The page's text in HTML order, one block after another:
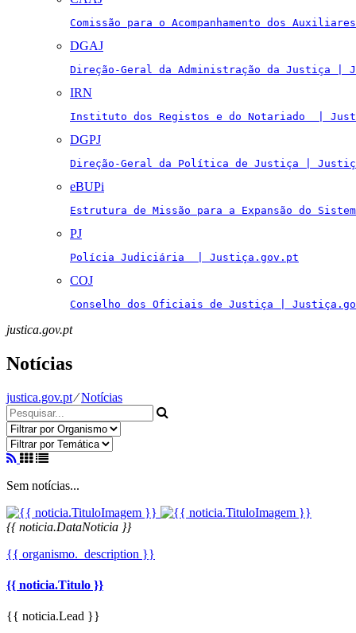
Comissão para o Acompanhamento dos
DGAJ
Direção-Geral da Administração da Justiça |
IRN
Instituto dos Registos e do Notariado  |
DGPJ
Direção-Geral da Política de Justiça |
eBUPi
Estrutura de Missão para a Expansão do
PJ
Polícia Judiciária  | Justiça.gov.pt
COJ
Conselho dos Oficiais de Justiça |
justica.gov.pt
Notícias
justica.gov.pt⁄Notícias
Sem notícias...
{{ noticia.DataNoticia }}
{{ organismo._description }}
{{ noticia.Titulo }}
{{ noticia.Lead }}